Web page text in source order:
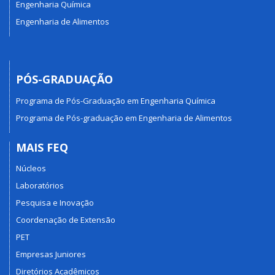
Engenharia Química
Engenharia de Alimentos
PÓS-GRADUAÇÃO
Programa de Pós-Graduação em Engenharia Química
Programa de Pós-graduação em Engenharia de Alimentos
MAIS FEQ
Núcleos
Laboratórios
Pesquisa e Inovação
Coordenação de Extensão
PET
Empresas Juniores
Diretórios Acadêmicos